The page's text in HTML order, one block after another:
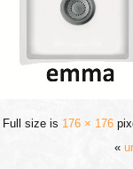
Full size is 176 × 176
«